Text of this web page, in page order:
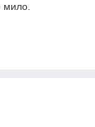
мило.